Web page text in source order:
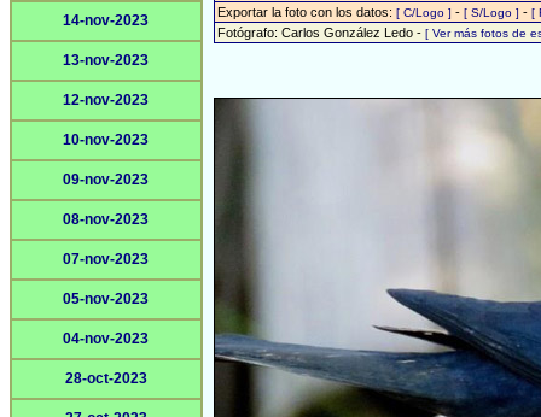
14-nov-2023
13-nov-2023
12-nov-2023
10-nov-2023
09-nov-2023
08-nov-2023
07-nov-2023
05-nov-2023
04-nov-2023
28-oct-2023
Exportar la foto con los datos: [ C/Logo ] - [ S/Logo ] - [
Fotógrafo: Carlos González Ledo - [ Ver más fotos de